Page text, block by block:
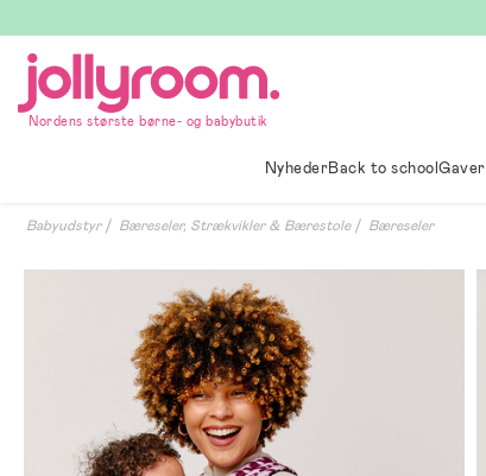
till
innehållet
Nordens største børne- og babybutik
NyhederBack to schoolGaver
Babyudstyr Bæreseler, Strækvikler & Bærestole Bæreseler